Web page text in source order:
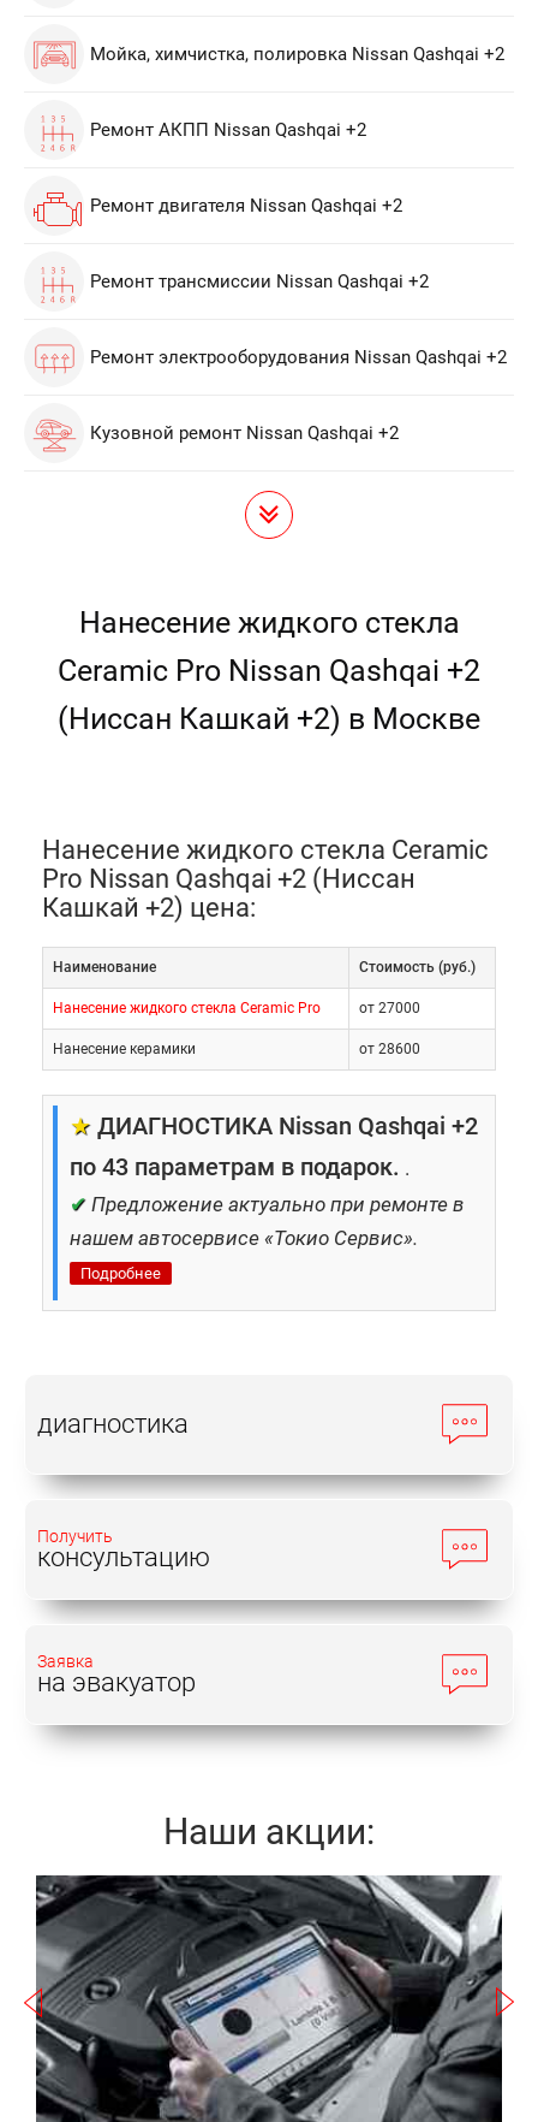
Мойка, химчистка, полировка Nissan Qashqai +2
Ремонт АКПП Nissan Qashqai +2
Ремонт двигателя Nissan Qashqai +2
Ремонт трансмиссии Nissan Qashqai +2
Ремонт электрооборудования Nissan Qashqai +2
Кузовной ремонт Nissan Qashqai +2
Нанесение жидкого стекла
Ceramic Pro Nissan Qashqai +2
(Ниссан Кашкай +2) в Москве
Нанесение жидкого стекла Ceramic
Pro Nissan Qashqai +2 (Ниссан
Кашкай +2) цена:
Наименование Cтоимость (руб.)
Нанесение жидкого стекла Ceramic Pro от 27000
Нанесение керамики от 28600
★ ДИАГНОСТИКА Nissan Qashqai +2
по 43 параметрам в подарок. .
✔ Предложение актуально при ремонте в
нашем автосервисе «Токио Сервис».
Подробнее
диагностика
Получить
консультацию
Заявка
на эвакуатор
Наши акции:
Записаться